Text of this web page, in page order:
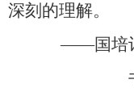
深刻的理解。
——国培